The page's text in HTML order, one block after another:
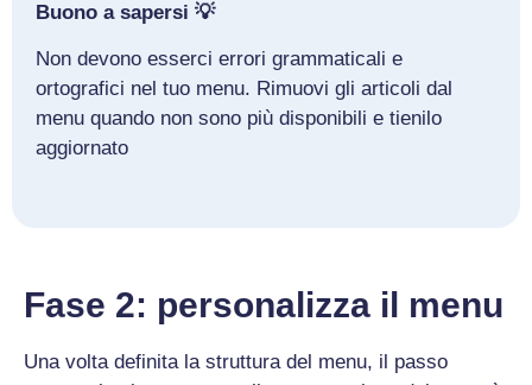
Buono a sapersi 💡
Non devono esserci errori grammaticali e
ortografici nel tuo menu. Rimuovi gli articoli dal
menu quando non sono più disponibili e tienilo
aggiornato
Fase 2: personalizza il menu
Una volta definita la struttura del menu, il passo